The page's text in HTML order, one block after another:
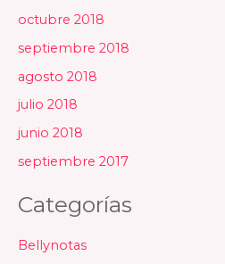
octubre 2018
septiembre 2018
agosto 2018
julio 2018
junio 2018
septiembre 2017
Categorías
Bellynotas